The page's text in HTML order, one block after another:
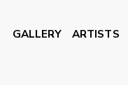
GALLERY ARTISTS